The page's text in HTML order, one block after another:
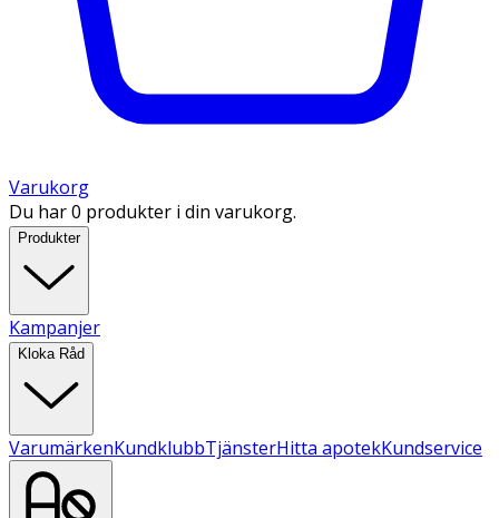
Varukorg
Du har 0 produkter i din varukorg.
Produkter
Kampanjer
Kloka Råd
VarumärkenKundklubbTjänsterHitta apotekKundservice